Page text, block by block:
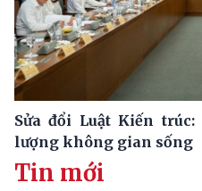
Sửa đổi Luật Kiến
lượng không gian sống
Tin mới